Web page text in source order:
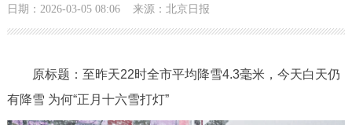
市领导 机构职能
日期：2026-03-05 08:06 来源：北京日报
原标题：至昨天22时全市平均降雪4.3毫米，今天白天仍
有降雪 为何“正月十六雪打灯”